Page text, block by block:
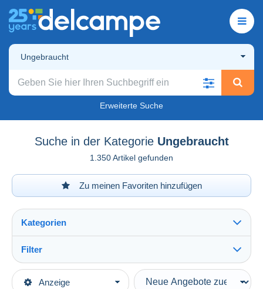
Ungebraucht
Erweiterte Suche
Suche in der Kategorie Ungebraucht
1.350 Artikel gefunden
Zu meinen Favoriten hinzufügen
Anzeige
Kategorien
Hauptkategorien
Filter
Art der Verkäufe